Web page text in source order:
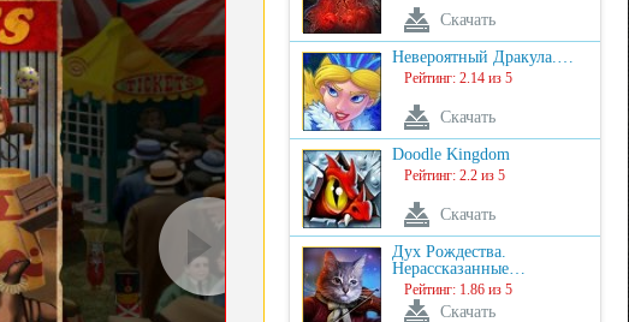
Скачать
Невероятный Дракула.…
Рейтинг: 2.14 из 5
Скачать
Doodle Kingdom
Рейтинг: 2.2 из 5
Скачать
Дух Рождества.
Нерассказанные…
Рейтинг: 1.86 из 5
Скачать